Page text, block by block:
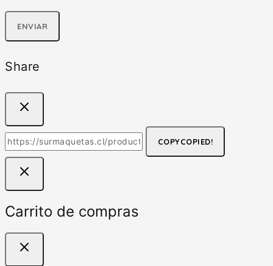
Share
COPYCOPIED!
Carrito de compras